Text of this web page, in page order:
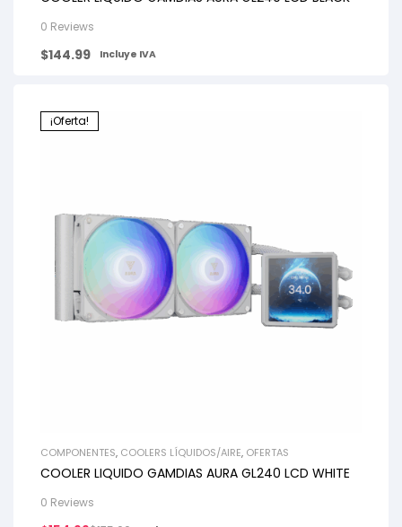
0 Reviews
$144.99 Incluye IVA
¡Oferta!
COMPONENTES, COOLERS LÍQUIDOS/AIRE, OFERTAS
COOLER LIQUIDO GAMDIAS AURA GL240 LCD WHITE
0 Reviews